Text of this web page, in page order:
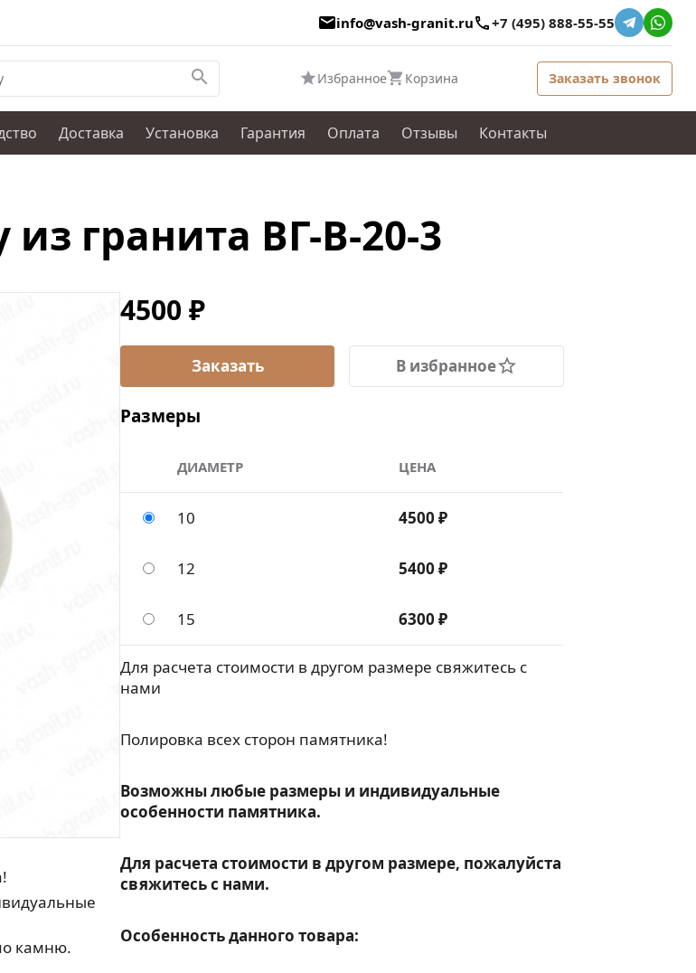
info@vash-granit.ru +7 (495) 888-55-55
Избранное Корзина Заказать звонок
Доставка Установка Гарантия Оплата Отзывы Контакты
гранита ВГ-В-20-3
камню.
4500 ₽
В избранное
Размеры
ДИАМЕТР ЦЕНА
10 4500 ₽
12 5400 ₽
15 6300 ₽
Для расчета стоимости в другом размере свяжитесь с
нами
Полировка всех сторон памятника!
Возможны любые размеры и индивидуальные
особенности памятника.
Для расчета стоимости в другом размере, пожалуйста
свяжитесь с нами.
Особенность данного товара: